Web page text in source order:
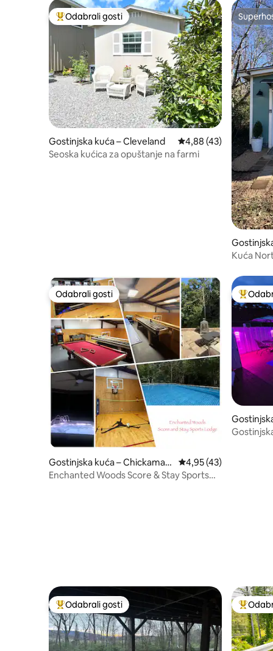
Među najviše rangiranima s oznakom „Odabrali gosti”
Odabrali gosti
Gostinjska kuća – Cleveland Prosječna ocjena:
4,88 (43)
Seoska kućica za opuštanje na farmi
a
Kuća
Odabrali gosti
Odabrali gosti
Gostinjska kuća – Chickamau
ga
Prosječna ocjena:
4,95 (43)
Enchanted Woods Score & Stay Sports
Među
e
Među najviše rangiranima s oznakom „Odabrali gosti”
Odabrali gosti Među